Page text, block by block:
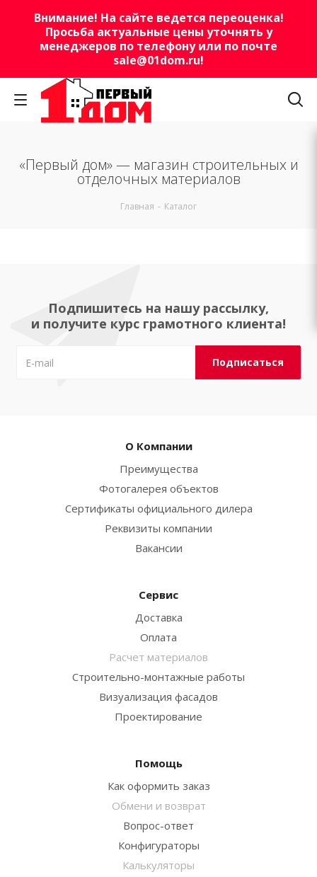
Внимание! На сайте ведется переоценка!
Просьба актуальные цены уточнять у
менеджеров по телефону или по почте
sale@01dom.ru!
«Первый дом» — магазин строительных и
отделочных материалов
Главная - Каталог
Подпишитесь на нашу рассылку,
и получите курс грамотного клиента!
О Компании
Преимущества
Фотогалерея объектов
Сертификаты официального дилера
Реквизиты компании
Вакансии
Сервис
Доставка
Оплата
Расчет материалов
Строительно-монтажные работы
Визуализация фасадов
Проектирование
Помощь
Как оформить заказ
Обмени и возврат
Вопрос-ответ
Конфигураторы
Калькуляторы